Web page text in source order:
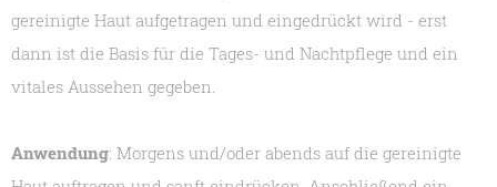
gereinigte Haut aufgetragen und eingedrückt wird - erst
dann ist die Basis für die Tages- und Nachtpflege und ein
vitales Aussehen gegeben.
Anwendung: Morgens und/oder abends auf die gereinigte